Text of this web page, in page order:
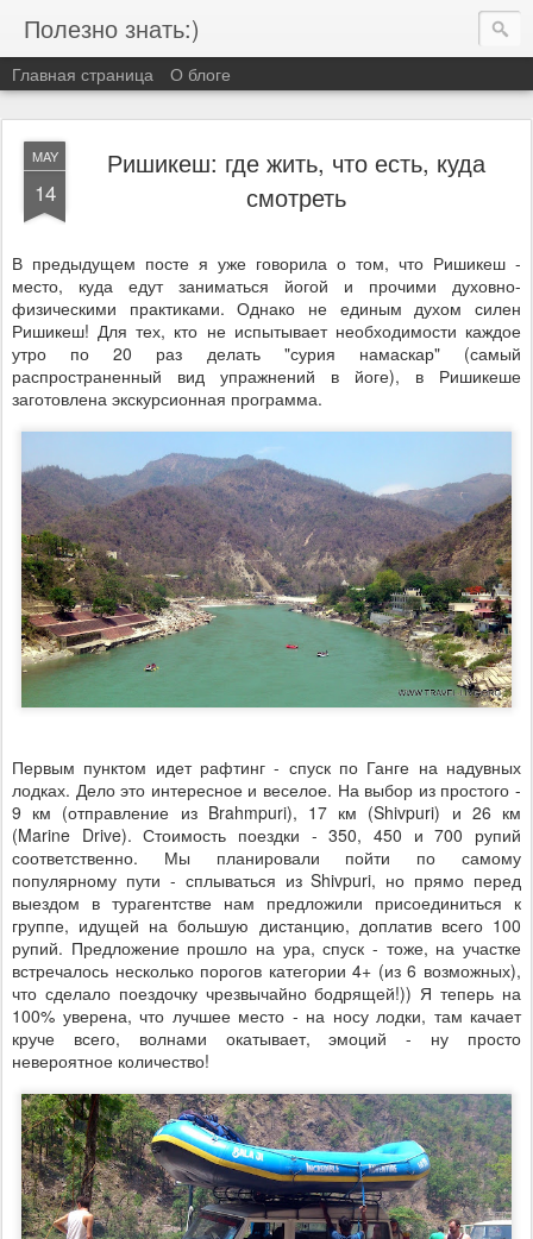
Полезно знать:)
Главная страница О блоге
MAY
14
Ришикеш: где жить, что есть, куда
смотреть
В предыдущем посте я уже говорила о том, что Ришикеш -
место, куда едут заниматься йогой и прочими духовно-
физическими практиками. Однако не единым духом силен
Ришикеш! Для тех, кто не испытывает необходимости каждое
утро по 20 раз делать "сурия намаскар" (самый
распространенный вид упражнений в йоге), в Ришикеше
заготовлена экскурсионная программа.
Первым пунктом идет рафтинг - спуск по Ганге на надувных
лодках. Дело это интересное и веселое. На выбор из простого -
9 км (отправление из Brahmpuri), 17 км (Shivpuri) и 26 км
(Marine Drive). Стоимость поездки - 350, 450 и 700 рупий
соответственно. Мы планировали пойти по самому
популярному пути - сплываться из Shivpuri, но прямо перед
выездом в турагентстве нам предложили присоединиться к
группе, идущей на большую дистанцию, доплатив всего 100
рупий. Предложение прошло на ура, спуск - тоже, на участке
встречалось несколько порогов категории 4+ (из 6 возможных),
что сделало поездочку чрезвычайно бодрящей!)) Я теперь на
100% уверена, что лучшее место - на носу лодки, там качает
круче всего, волнами окатывает, эмоций - ну просто
невероятное количество!